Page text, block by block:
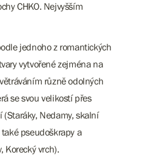
CHKO. Nejvyšším
jednoho z romantických
vytvořené zejména na
různě odolných
se svou velikostí přes
Nedamy, skalní
pseudoškrapy a
Korecký vrch).